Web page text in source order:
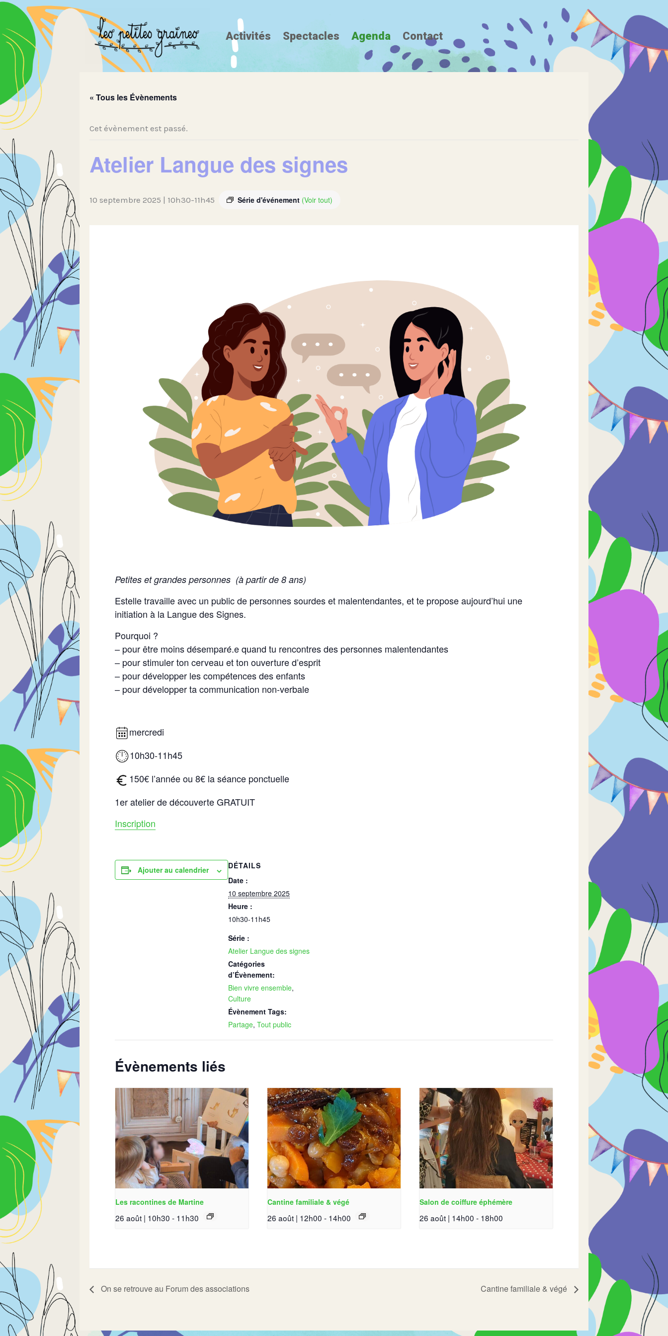
Aller
contenu
Activités Spectacles Agenda Contact
« Tous les Évènements
Cet évènement est passé.
Atelier Langue des signes
10 septembre 2025 | 10h30-11h45 Série d'événement (Voir tout)
Petites et grandes personnes (à partir de 8 ans)
Estelle travaille avec un public de personnes sourdes et malentendantes, et te propose aujourd’hui une
initiation à la Langue des Signes.
Pourquoi ?
– pour être moins désemparé.e quand tu rencontres des personnes malentendantes
– pour stimuler ton cerveau et ton ouverture d’esprit
– pour développer les compétences des enfants
– pour développer ta communication non-verbale
mercredi
10h30-11h45
150€ l’année ou 8€ la séance ponctuelle
1er atelier de découverte GRATUIT
Inscription
Ajouter au calendrier
DÉTAILS
Date :
10 septembre 2025
Heure :
10h30-11h45
Série :
Atelier Langue des signes
Catégories
d’Évènement:
Bien vivre ensemble,
Culture
Évènement Tags:
Partage, Tout public
Évènements liés
Les racontines de Martine
26 août | 10h30 - 11h30
Cantine familiale & végé
26 août | 12h00 - 14h00
Salon de coiffure éphémère
26 août | 14h00 - 18h00
On se retrouve au Forum des associations Cantine familiale & végé